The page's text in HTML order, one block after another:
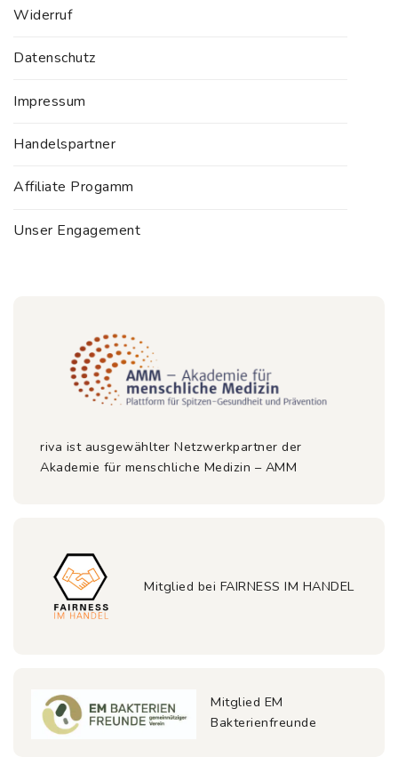
Widerruf
Datenschutz
Impressum
Handelspartner
Affiliate Progamm
Unser Engagement
riva ist ausgewählter Netzwerkpartner der
Akademie für menschliche Medizin – AMM
Mitglied bei FAIRNESS IM HANDEL
Mitglied EM
Bakterienfreunde